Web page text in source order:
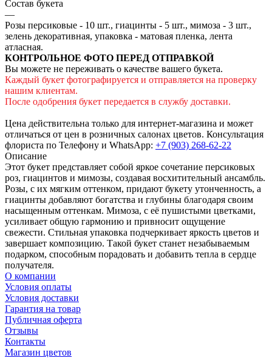
Состав букета
—
Розы персиковые - 10 шт., гиацинты - 5 шт., мимоза - 3 шт.,
зелень декоративная, упаковка - матовая пленка, лента
атласная.
КОНТРОЛЬНОЕ ФОТО ПЕРЕД ОТПРАВКОЙ
Вы можете не переживать о качестве вашего букета.
Каждый букет фотографируется и отправляется на проверку
нашим клиентам.
После одобрения букет передается в службу доставки.
Цена действительна только для интернет-магазина и может
отличаться от цен в розничных салонах цветов. Консультация
флориста по Телефону и WhatsApp: +7 (903) 268-62-22
Описание
Этот букет представляет собой яркое сочетание персиковых
роз, гиацинтов и мимозы, создавая восхитительный ансамбль.
Розы, с их мягким оттенком, придают букету утонченность, а
гиацинты добавляют богатства и глубины благодаря своим
насыщенным оттенкам. Мимоза, с её пушистыми цветками,
усиливает общую гармонию и привносит ощущение
свежести. Стильная упаковка подчеркивает яркость цветов и
завершает композицию. Такой букет станет незабываемым
подарком, способным порадовать и добавить тепла в сердце
получателя.
О компании
Условия оплаты
Условия доставки
Гарантия на товар
Публичная оферта
Отзывы
Контакты
Магазин цветов